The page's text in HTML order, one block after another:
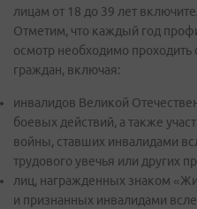
лицам от 18 до 39 лет
Отметим, что каждый год
осмотр необходимо
граждан, включая:
инвалидов Великой
боевых действий, а также
войны, ставших инвалидами
трудового увечья или других
лиц, награжденных знаком
и признанных инвалидами